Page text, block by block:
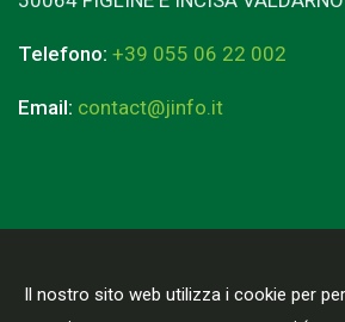
Il nostro sito web utilizza i cookie per
Telefono: +39 055 06 22 002
Email: contact@jinfo.it